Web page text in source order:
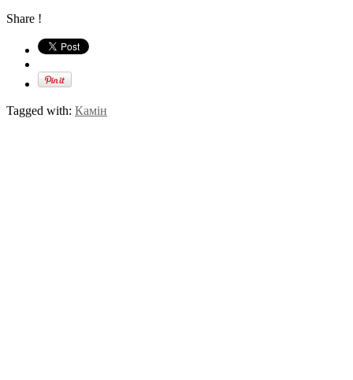
Share !
Tagged with: Камін